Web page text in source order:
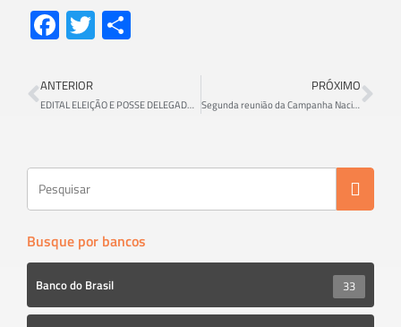
Fa
ce
b
o
T
wi
er e
ANTERIOR
EDITAL ELEIÇÃO E POSSE DELEGADO SINDICAL CAIXA
PRÓXIMO
Segunda reunião da Campanha Nacional será dia 31. Bancários querem a ultratividade
Busque por bancos
Banco do Brasil 33